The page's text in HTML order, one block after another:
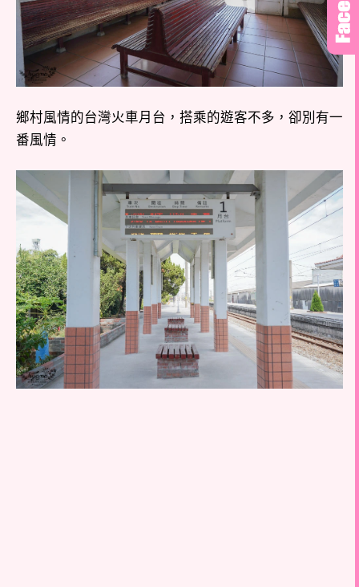
鄉村風情的台灣火車月台，搭乘的遊客不多，卻別有一
番風情。